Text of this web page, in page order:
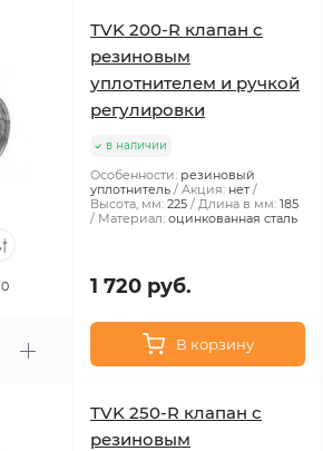
0
TVK 200-R клапан с
резиновым
уплотнителем и ручкой
регулировки
в наличии
Особенности: резиновый
уплотнитель
Акция: нет
Высота, мм: 225 Длина в мм: 185
Материал: оцинкованная сталь
1 720 руб.
В корзину
TVK 250-R клапан с
резиновым